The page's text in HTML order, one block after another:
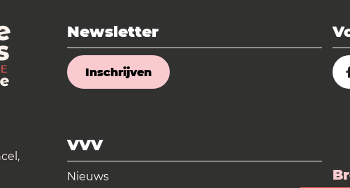
Newsletter
Inschrijven
VVV
Nieuws